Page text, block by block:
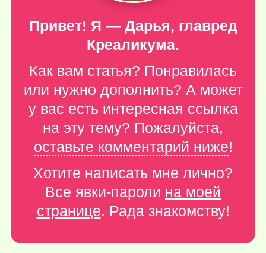
Привет! Я — Дарья, главред
Креаликума.
Как вам статья? Понравилась
или нужно дополнить? А может
у вас есть интересная ссылка
на эту тему? Пожалуйста,
оставьте комментарий ниже!
Хотите написать мне лично?
Все явки-пароли на моей
странице. Рада знакомству!